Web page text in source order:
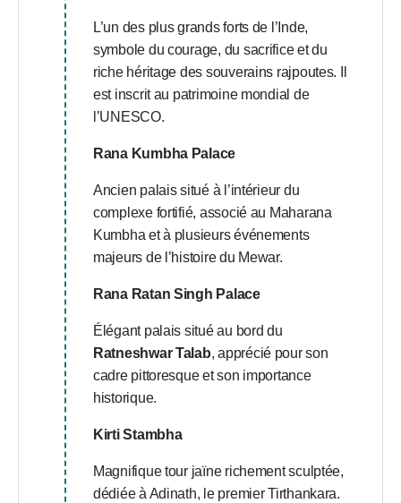
L’un des plus grands forts de l’Inde,
symbole du courage, du sacrifice et du
riche héritage des souverains rajpoutes. Il
est inscrit au patrimoine mondial de
l’UNESCO.
Rana Kumbha Palace
Ancien palais situé à l’intérieur du
complexe fortifié, associé au Maharana
Kumbha et à plusieurs événements
majeurs de l’histoire du Mewar.
Rana Ratan Singh Palace
Élégant palais situé au bord du
Ratneshwar Talab, apprécié pour son
cadre pittoresque et son importance
historique.
Kirti Stambha
Magnifique tour jaïne richement sculptée,
dédiée à Adinath, le premier Tirthankara.